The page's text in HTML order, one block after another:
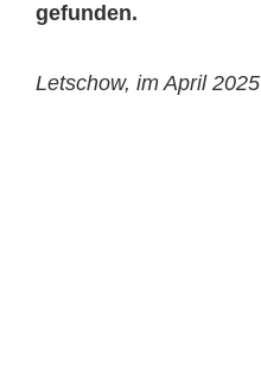
gefunden.
Letschow, im April 2025